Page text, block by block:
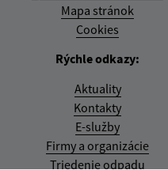
Mapa stránok
Cookies
Rýchle odkazy:
Aktuality
Kontakty
E-služby
Firmy a organizácie
Triedenie odpadu